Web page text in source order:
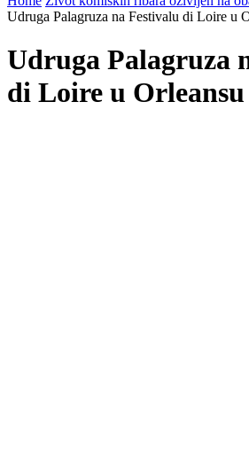
Udruga Palagruza na Festivalu di Loire u
Udruga Palagruza
di Loire u Orleansu